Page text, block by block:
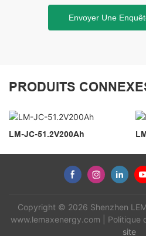
Envoyer Une
PRODUITS
LM-JC-51.2V200Ah
Copyright © 2026 Shenzhen
www.lemaxenergy.com
Politique
site